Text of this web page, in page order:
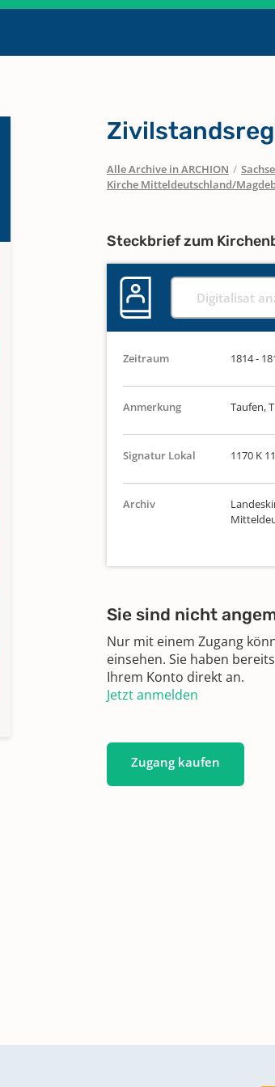
Alle Archive in ARCHION /
Kirche Mitteldeutschland/
Steckbrief zum
Digitalisat
Zeitraum 1814 -
Anmerkung Taufen,
Signatur Lokal 1170 K
Archiv
Sie sind nicht
Nur mit einem Zugang
einsehen. Sie haben
Ihrem Konto direkt an.
Jetzt anmelden
Zugang kaufen